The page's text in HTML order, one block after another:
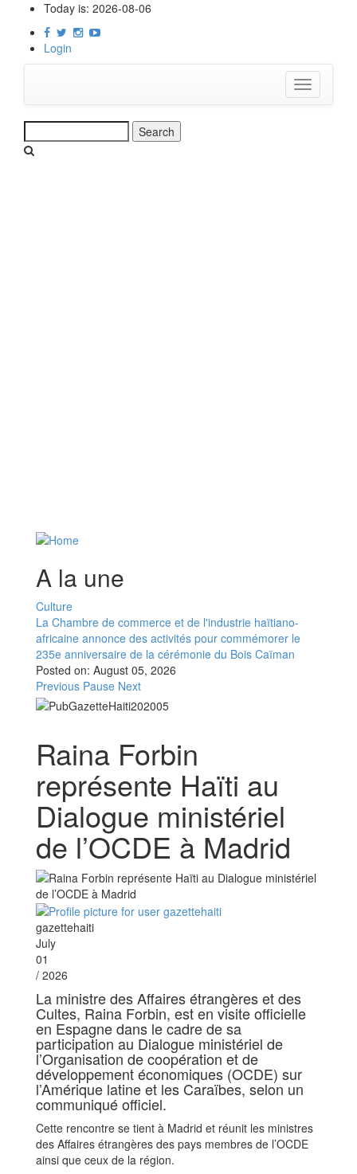
content
Today is: 2026-08-06
Login
Toggle
navigation
A la une
Culture
La Chambre de commerce et de l'industrie haïtiano-
africaine annonce des activités pour commémorer le
235e anniversaire de la cérémonie du Bois Caïman
Posted on: August 05, 2026
Previous Pause Next
Raina Forbin
représente Haïti au
Dialogue ministériel
de l’OCDE à Madrid
gazettehaiti
July
01
/ 2026
La ministre des Affaires étrangères et des
Cultes, Raina Forbin, est en visite officielle
en Espagne dans le cadre de sa
participation au Dialogue ministériel de
l’Organisation de coopération et de
développement économiques (OCDE) sur
l’Amérique latine et les Caraïbes, selon un
communiqué officiel.
Cette rencontre se tient à Madrid et réunit les ministres
des Affaires étrangères des pays membres de l’OCDE
ainsi que ceux de la région.